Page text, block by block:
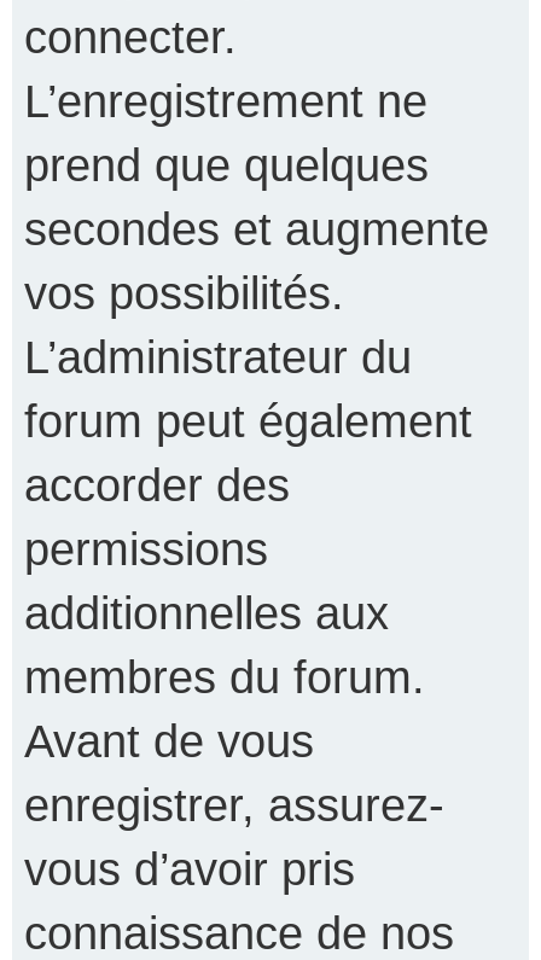
connecter.
L’enregistrement ne
prend que quelques
secondes et augmente
vos possibilités.
L’administrateur du
forum peut également
accorder des
permissions
additionnelles aux
membres du forum.
Avant de vous
enregistrer, assurez-
vous d’avoir pris
connaissance de nos